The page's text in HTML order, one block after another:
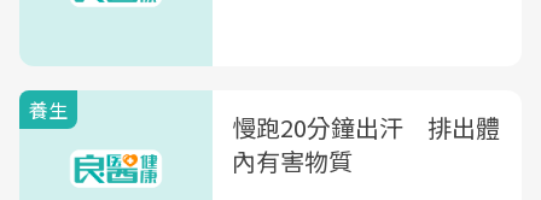
養生
慢跑20分鐘出汗 排出體
內有害物質